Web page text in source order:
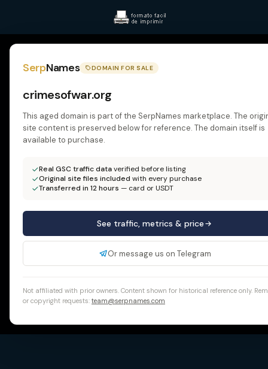
SerpNames DOMAIN FOR SALE
crimesofwar.org
This aged domain is part of the SerpNames marketplace. The
site content is preserved below for reference. The domain itself is
available to purchase.
Real GSC traffic dataverified before listing
Original site files included with every purchase
Transferred in 12 hours — card or USDT
See traffic, metrics & price
Or message us on Telegram
Not affiliated with prior owners. Content shown for historical reference only.
or copyright requests: team@serpnames.com